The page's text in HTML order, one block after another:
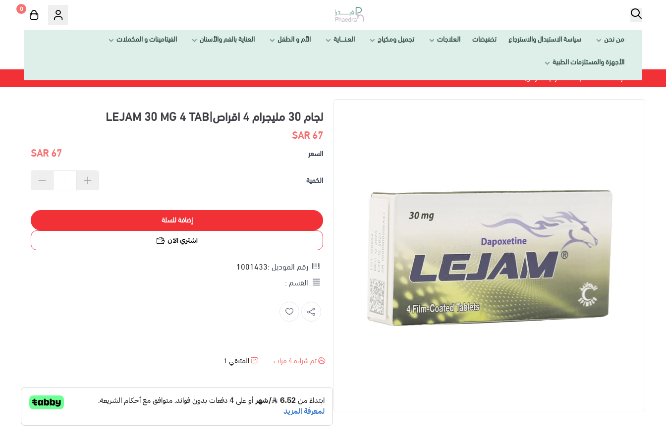
0
من نحن سياسة الاستبدال والاسترجاع تخفيضات العلاجات تجميل ومكياج العـنــــاية الأم و الطفل العناية بالفم والأسنان الفيتامينات و المكملات
الأجهزة والمستلزمات الطبية
الرئيسية
لجام 30 مليجرام 4 اقراص|LEJAM 30 MG 4 TAB
لجام 30 مليجرام 4 اقراص|LEJAM 30 MG 4 TAB
67 SAR
السعر 67 SAR
الكمية
إضافة للسلة
اشتري الآن
رقم الموديل :1001433
القسم :
تم شراءه4مرات المتبقي 1